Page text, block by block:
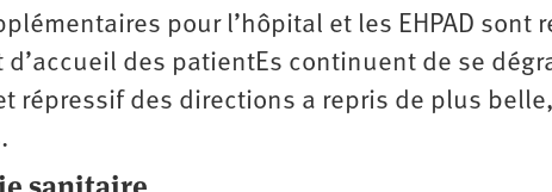
pour l’hôpital et les EHPAD
d’accueil des patientEs continuent de se
répressif des directions a repris de plus